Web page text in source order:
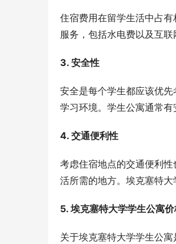
住宿费用在留学生活中占
服务，包括水电费以及互
3. 安全性
安全是每个学生都应该优
学习环境。学生公寓通常有
4. 交通便利性
考虑住宿地点的交通便利
活所需的地方。埃克塞特大
5. 埃克塞特大学学生公寓
关于埃克塞特大学学生公